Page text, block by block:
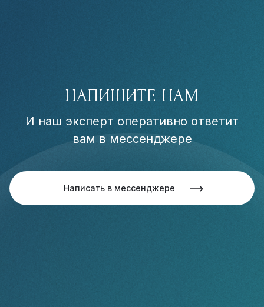
НАПИШИТЕ НАМ
И наш эксперт оперативно ответит
вам в мессенджере
Написать в мессенджере